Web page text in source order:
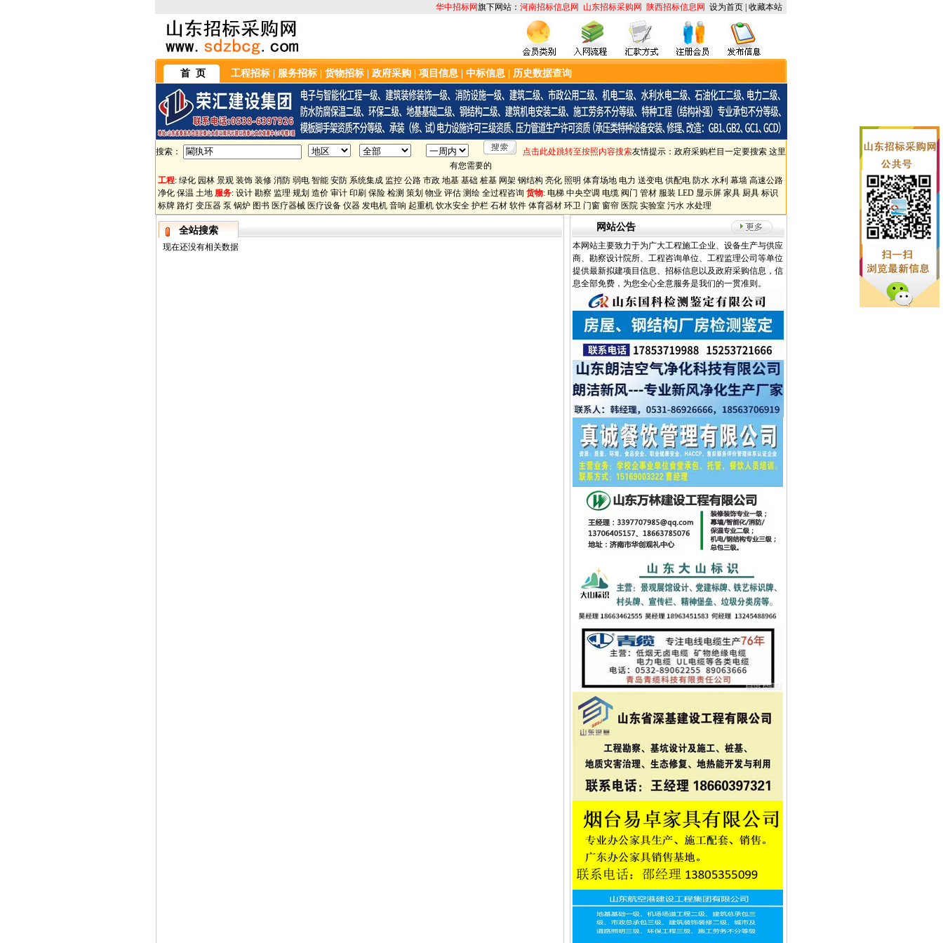
华中招标网旗下网站： 河南招标信息网 山东招标采购网 陕西招标信息网 设为首页 收藏本站
首 页 工程招标 服务招标 货物招标 政府采购 项目信息 中标信息 历史数据查询
搜索： 点击此处跳转至按照内容搜索友情提示：政府采购栏目一定要搜索 这里
有您需要的
工程: 绿化 园林 景观 装饰 装修 消防 弱电 智能 安防 系统集成 监控 公路 市政 地基 基础 桩基 网架 钢结构 亮化 照明 体育场地 电力 送变电 供配电 防水 水利 幕墙 高速公路
净化 保温 土地 服务: 设计 勘察 监理 规划 造价 审计 印刷 保险 检测 策划 物业 评估 测绘 全过程咨询 货物: 电梯 中央空调 电缆 阀门 管材 服装 LED 显示屏 家具 厨具 标识
标牌 路灯 变压器 泵 锅炉 图书 医疗器械 医疗设备 仪器 发电机 音响 起重机 饮水安全 护栏 石材 软件 体育器材 环卫 门窗 窗帘 医院 实验室 污水 水处理
全站搜索
现在还没有相关数据
网站公告
本网站主要致力于为广大工程施工企业、设备生产与供应
商、勘察设计院所、工程咨询单位、工程监理公司等单位
提供最新拟建项目信息、招标信息以及政府采购信息，信
息全部免费，为您全心全意服务是我们的一贯准则。